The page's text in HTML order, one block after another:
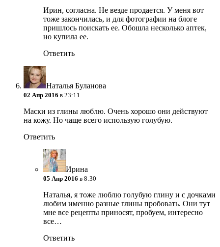
Ирин, согласна. Не везде продается. У меня вот
тоже закончилась, и для фотографии на блоге
пришлось поискать ее. Обошла несколько аптек,
но купила ее.
Ответить
Наталья Буланова
02 Апр 2016 в 23:11
Маски из глины люблю. Очень хорошо они действуют
на кожу. Но чаще всего использую голубую.
Ответить
Ирина
05 Апр 2016 в 8:30
Наталья, я тоже люблю голубую глину и с дочками
любим именно разные глины пробовать. Они тут
мне все рецепты приносят, пробуем, интересно
все…
Ответить